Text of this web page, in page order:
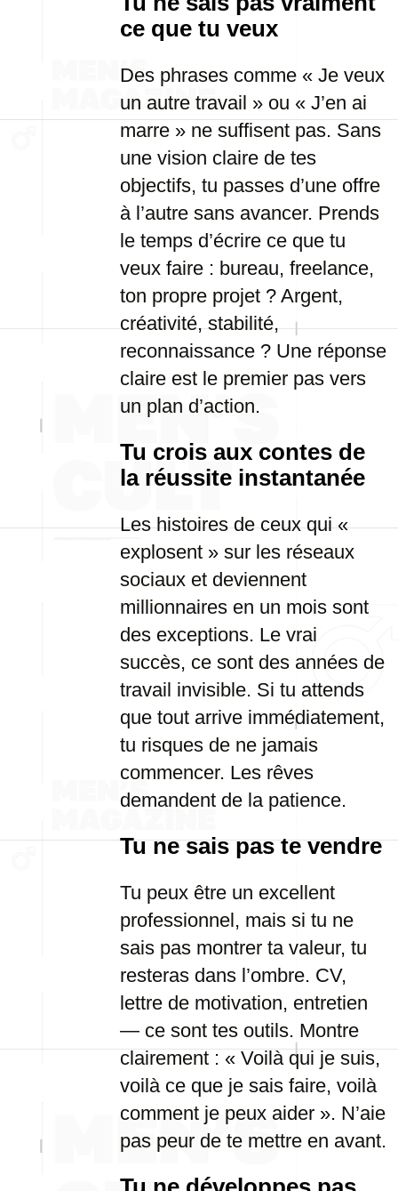
ce que tu veux
Des phrases comme « Je veux
un autre travail » ou « J’en ai
marre » ne suffisent pas. Sans
une vision claire de tes
objectifs, tu passes d’une offre
à l’autre sans avancer. Prends
le temps d’écrire ce que tu
veux faire : bureau, freelance,
ton propre projet ? Argent,
créativité, stabilité,
reconnaissance ? Une réponse
claire est le premier pas vers
un plan d’action.
Tu crois aux contes de
la réussite instantanée
Les histoires de ceux qui «
explosent » sur les réseaux
sociaux et deviennent
millionnaires en un mois sont
des exceptions. Le vrai
succès, ce sont des années de
travail invisible. Si tu attends
que tout arrive immédiatement,
tu risques de ne jamais
commencer. Les rêves
demandent de la patience.
Tu ne sais pas te vendre
Tu peux être un excellent
professionnel, mais si tu ne
sais pas montrer ta valeur, tu
resteras dans l’ombre. CV,
lettre de motivation, entretien
— ce sont tes outils. Montre
clairement : « Voilà qui je suis,
voilà ce que je sais faire, voilà
comment je peux aider ». N’aie
pas peur de te mettre en avant.